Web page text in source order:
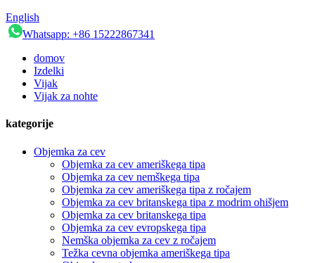
English
Whatsapp: +86 15222867341
domov
Izdelki
Vijak
Vijak za nohte
kategorije
Objemka za cev
Objemka za cev ameriškega tipa
Objemka za cev nemškega tipa
Objemka za cev ameriškega tipa z ročajem
Objemka za cev britanskega tipa z modrim ohišjem
Objemka za cev britanskega tipa
Objemka za cev evropskega tipa
Nemška objemka za cev z ročajem
Težka cevna objemka ameriškega tipa